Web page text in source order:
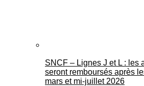
SNCF – Lignes J et L : les
seront remboursés après
mars et mi-juillet 2026